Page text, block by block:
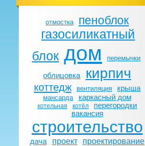
отмостка пеноблок
газосиликатный
блок дом перемычки
облицовка кирпич
коттедж вентиляция крыша
мансарда каркасный дом
котельная котёл
перегородки
вакансия
строительство
дача проект проектирование